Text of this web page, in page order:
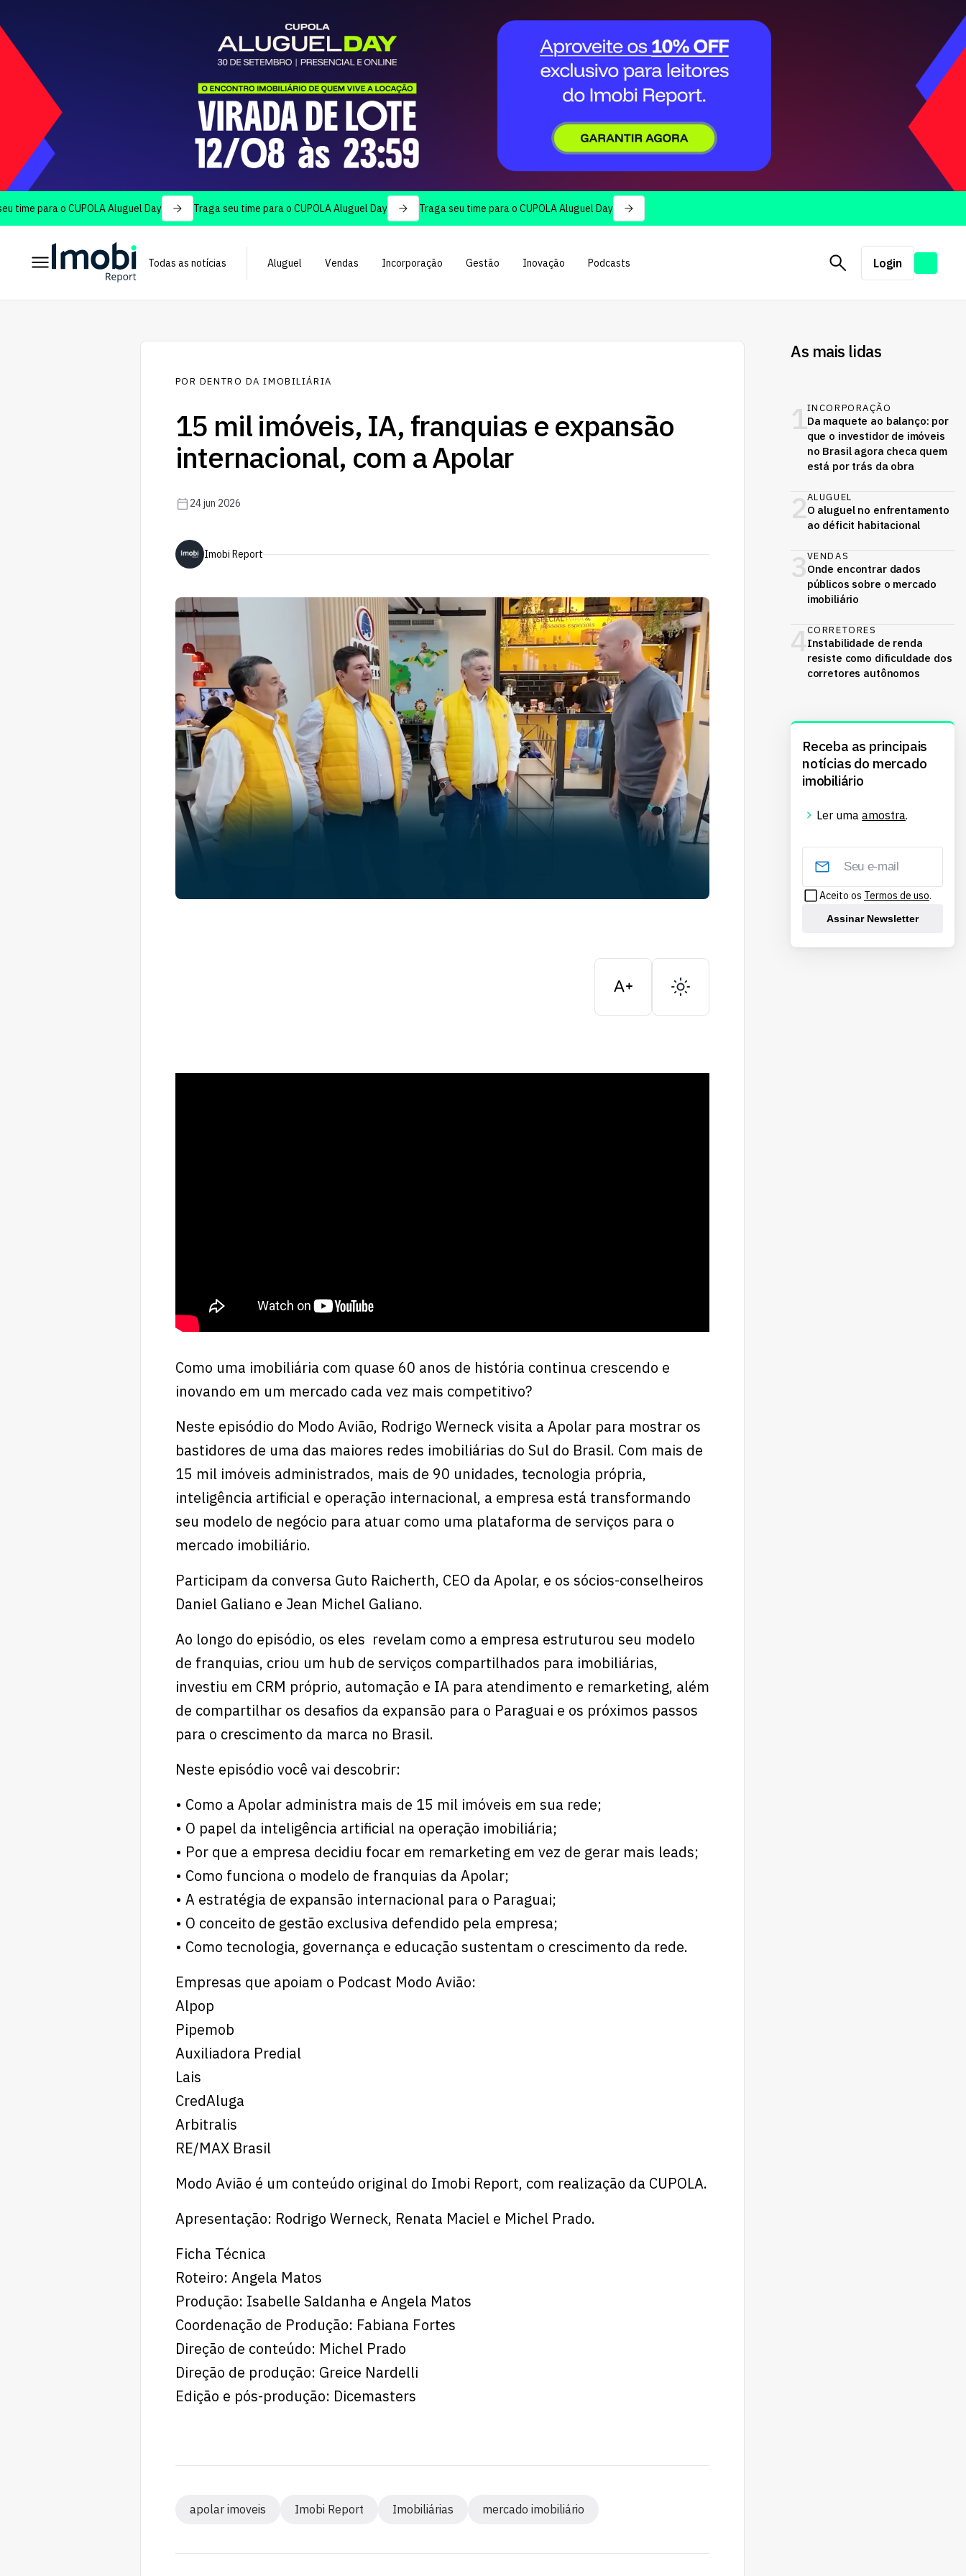
o CUPOLA Aluguel Day Traga seu time para o CUPOLA Aluguel Day Traga seu time para o CUPOLA Aluguel Day
Todas as notícias Aluguel Vendas Incorporação Gestão Inovação Podcasts Login
POR DENTRO DA IMOBILIÁRIA
15 mil imóveis, IA, franquias e expansão
internacional, com a Apolar
24 jun 2026
Imobi Report
Como uma imobiliária com quase 60 anos de história continua crescendo e
inovando em um mercado cada vez mais competitivo?
Neste episódio do Modo Avião, Rodrigo Werneck visita a Apolar para mostrar os
bastidores de uma das maiores redes imobiliárias do Sul do Brasil. Com mais de
15 mil imóveis administrados, mais de 90 unidades, tecnologia própria,
inteligência artificial e operação internacional, a empresa está transformando
seu modelo de negócio para atuar como uma plataforma de serviços para o
mercado imobiliário.
Participam da conversa Guto Raicherth, CEO da Apolar, e os sócios-conselheiros
Daniel Galiano e Jean Michel Galiano.
Ao longo do episódio, os eles revelam como a empresa estruturou seu modelo
de franquias, criou um hub de serviços compartilhados para imobiliárias,
investiu em CRM próprio, automação e IA para atendimento e remarketing, além
de compartilhar os desafios da expansão para o Paraguai e os próximos passos
para o crescimento da marca no Brasil.
Neste episódio você vai descobrir:
• Como a Apolar administra mais de 15 mil imóveis em sua rede;
• O papel da inteligência artificial na operação imobiliária;
• Por que a empresa decidiu focar em remarketing em vez de gerar mais leads;
• Como funciona o modelo de franquias da Apolar;
• A estratégia de expansão internacional para o Paraguai;
• O conceito de gestão exclusiva defendido pela empresa;
• Como tecnologia, governança e educação sustentam o crescimento da rede.
Empresas que apoiam o Podcast Modo Avião:
Alpop
Pipemob
Auxiliadora Predial
Lais
CredAluga
Arbitralis
RE/MAX Brasil
Modo Avião é um conteúdo original do Imobi Report, com realização da CUPOLA.
Apresentação: Rodrigo Werneck, Renata Maciel e Michel Prado.
Ficha Técnica
Roteiro: Angela Matos
Produção: Isabelle Saldanha e Angela Matos
Coordenação de Produção: Fabiana Fortes
Direção de conteúdo: Michel Prado
Direção de produção: Greice Nardelli
Edição e pós-produção: Dicemasters
apolar imoveis Imobi Report Imobiliárias mercado imobiliário
As mais lidas
1INCORPORAÇÃO
Da maquete ao balanço: por
que o investidor de imóveis
no Brasil agora checa quem
está por trás da obra
2ALUGUEL
O aluguel no enfrentamento
ao déficit habitacional
3VENDAS
Onde encontrar dados
públicos sobre o mercado
imobiliário
4CORRETORES
Instabilidade de renda
resiste como dificuldade dos
corretores autônomos
Receba as principais
notícias do mercado
imobiliário
Ler uma amostra.
Aceito os Termos de uso.
Assinar Newsletter